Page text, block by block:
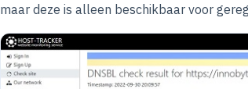
maar deze is alleen beschikbaar voor